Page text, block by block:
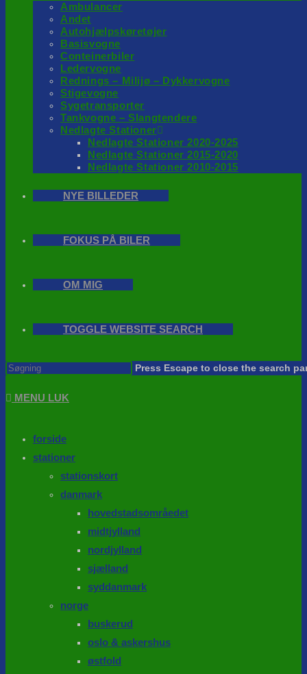
Ambulancer
Andet
Autohjælpskøretøjer
Basisvogne
Conteinerbiler
Ledervogne
Rednings – Milijø – Dykkervogne
Stigevogne
Sygetransporter
Tankvogne – Slangtendere
Nedlagte Stationer
Nedlagte Stationer 2020-2025
Nedlagte Stationer 2015-2020
Nedlagte Stationer 2010-2015
NYE BILLEDER
FOKUS PÅ BILER
OM MIG
TOGGLE WEBSITE SEARCH
Press Escape to close the search
MENU LUK
forside
stationer
stationskort
danmark
hovedstadsområedet
midtjylland
nordjylland
sjælland
syddanmark
norge
buskerud
oslo & askershus
østfold